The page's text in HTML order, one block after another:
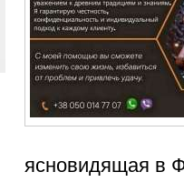
ясновидящая в